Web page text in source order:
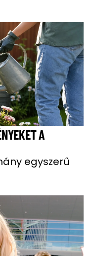
A
egyszerű